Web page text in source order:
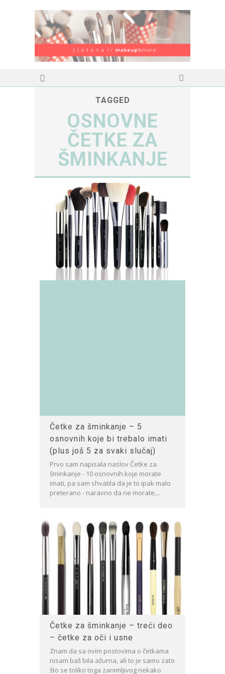
TAGGED
OSNOVNE
ČETKE ZA
ŠMINKANJE
Četke za šminkanje – 5
osnovnih koje bi trebalo imati
(plus još 5 za svaki slučaj)
Prvo sam napisala naslov Četke za
šminkanje - 10 osnovnih koje morate
imati, pa sam shvatila da je to ipak malo
preterano - naravno da ne morate,...
Četke za šminkanje – treći deo
– četke za oči i usne
Znam da sa ovim postovima o četkama
nisam baš bila ažurna, ali to je samo zato
što se toliko toga zanimljivog nekako